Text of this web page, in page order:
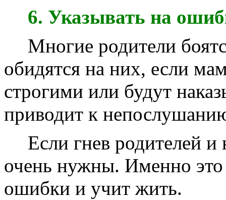
6. Указывать на
Многие родители
обидятся на них, если
строгими или будут
приводит к
Если гнев родителей и
очень нужны. Именно это
ошибки и учит жить.